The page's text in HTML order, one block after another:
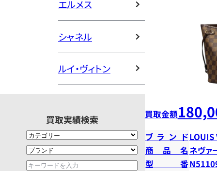
エルメス
シャネル
ルイ・ヴィトン
買取実績検索 買取金額
ブランドLOUIS
商品名 ネヴァ
型番